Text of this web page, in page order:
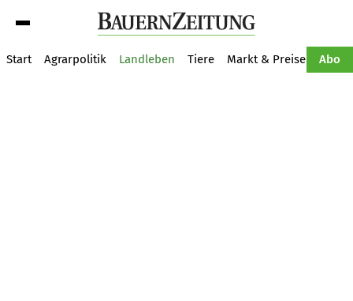
Start Agrarpolitik Landleben Tiere Markt & Preise Abo